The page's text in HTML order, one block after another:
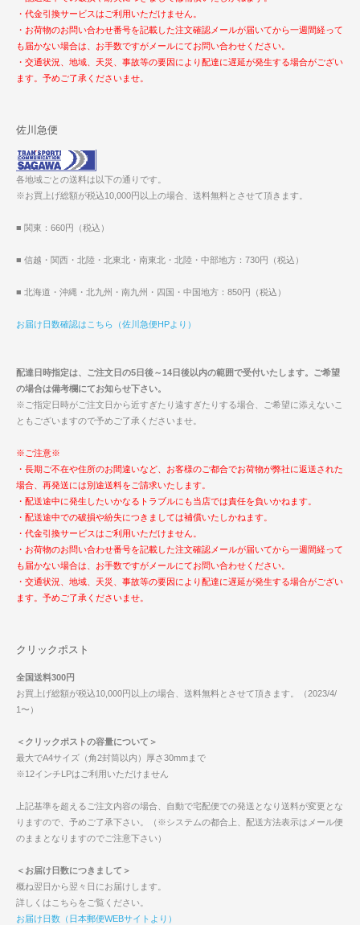
・代金引換サービスはご利用いただけません。
・お荷物のお問い合わせ番号を記載した注文確認メールが届いてから一週間経って
も届かない場合は、お手数ですがメールにてお問い合わせください。
・交通状況、地域、天災、事故等の要因により配達に遅延が発生する場合がござい
ます。予めご了承くださいませ。
佐川急便
各地域ごとの送料は以下の通りです。
※お買上げ総額が税込10,000円以上の場合、送料無料とさせて頂きます。
■ 関東：660円（税込）
■ 信越・関西・北陸・北東北・南東北・北陸・中部地方：730円（税込）
■ 北海道・沖縄・北九州・南九州・四国・中国地方：850円（税込）
お届け日数確認はこちら（佐川急便HPより）
配達日時指定は、ご注文日の5日後～14日後以内の範囲で受付いたします。ご希望
の場合は備考欄にてお知らせ下さい。
※ご指定日時がご注文日から近すぎたり遠すぎたりする場合、ご希望に添えないこ
ともございますので予めご了承くださいませ。
※ご注意※
・長期ご不在や住所のお間違いなど、お客様のご都合でお荷物が弊社に返送された
場合、再発送には別途送料をご請求いたします。
・配送途中に発生したいかなるトラブルにも当店では責任を負いかねます。
・配送途中での破損や紛失につきましては補償いたしかねます。
・代金引換サービスはご利用いただけません。
・お荷物のお問い合わせ番号を記載した注文確認メールが届いてから一週間経って
も届かない場合は、お手数ですがメールにてお問い合わせください。
・交通状況、地域、天災、事故等の要因により配達に遅延が発生する場合がござい
ます。予めご了承くださいませ。
クリックポスト
全国送料300円
お買上げ総額が税込10,000円以上の場合、送料無料とさせて頂きます。（2023/4/
1〜）
＜クリックポストの容量について＞
最大でA4サイズ（角2封筒以内）厚さ30mmまで
※12インチLPはご利用いただけません
上記基準を超えるご注文内容の場合、自動で宅配便での発送となり送料が変更とな
りますので、予めご了承下さい。（※システムの都合上、配送方法表示はメール便
のままとなりますのでご注意下さい）
＜お届け日数につきまして＞
概ね翌日から翌々日にお届けします。
詳しくはこちらをご覧ください。
お届け日数（日本郵便WEBサイトより）